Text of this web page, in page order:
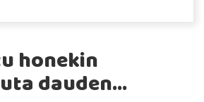
honekin
dauden...